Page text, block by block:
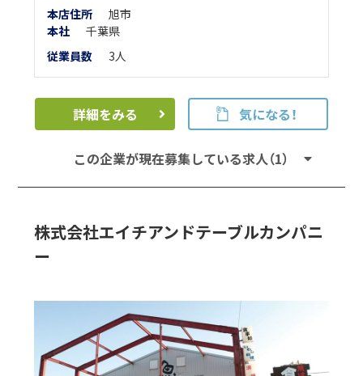
本店住所
旭市
本社
千葉県
従業員数
3人
詳細をみる 気になる！
この企業が現在募集している求人（1）
株式会社エイチアンドテーブルカンパニ
ー